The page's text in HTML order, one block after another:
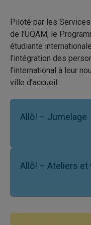
Piloté par les
de l’UQAM, le
étudiante
l’intégration des
l’international à leur
ville d’accueil.
Allô! – Jumelage
Allô! – Ateliers et